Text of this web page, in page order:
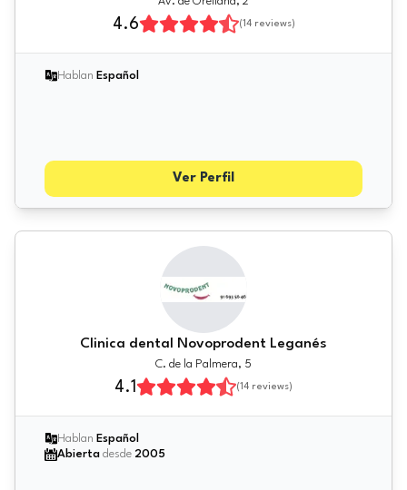
4.6 (14reviews)
Hablan Español
Ver Perfil
Clinica dental Novoprodent Leganés
C. de la Palmera, 5
4.1 (14 reviews)
Hablan Español
Abierta desde 2005